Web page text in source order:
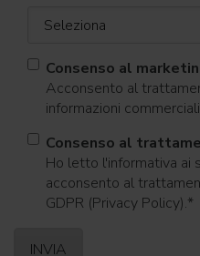
Consenso al
Acconsento al
informazioni
Consenso al
Ho letto l'informativa ai
acconsento al
GDPR (Privacy Policy).*